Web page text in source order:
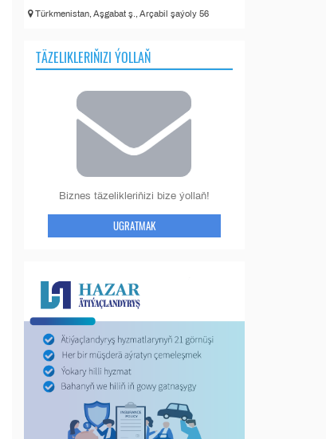
Türkmenistan, Aşgabat ş., Arçabil şaýoly 56
TÄZELIKLERIŇIZI ÝOLLAŇ
Biznes täzelikleriňizi bize ýollaň!
UGRATMAK